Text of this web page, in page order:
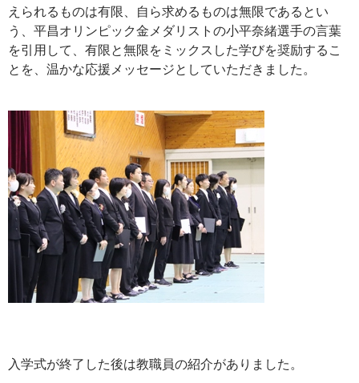
えられるものは有限、自ら求めるものは無限であるとい
う、平昌オリンピック金メダリストの小平奈緒選手の言葉
を引用して、有限と無限をミックスした学びを奨励するこ
とを、温かな応援メッセージとしていただきました。
入学式が終了した後は教職員の紹介がありました。